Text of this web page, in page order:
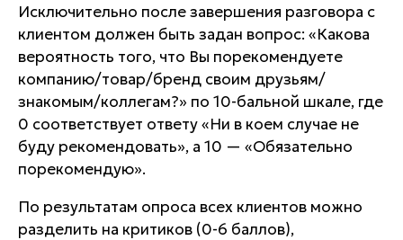
Исключительно после завершения разговора с
клиентом должен быть задан вопрос: «Какова
вероятность того, что Вы порекомендуете
компанию/товар/бренд своим друзьям/
знакомым/коллегам?» по 10-бальной шкале, где
0 соответствует ответу «Ни в коем случае не
буду рекомендовать», а 10 — «Обязательно
порекомендую».
По результатам опроса всех клиентов можно
разделить на критиков (0-6 баллов),